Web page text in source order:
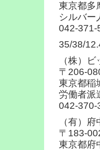
東京都多
シルバー
042-371-
35/38/
（株）
〒206-
東京都稲
労働者派
042-370-
（有）
〒183-
東京都府